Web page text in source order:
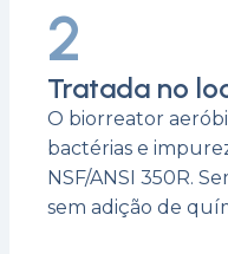
2
Tratada no
O biorreator
bactérias e
NSF/ANSI 350R.
sem adição de